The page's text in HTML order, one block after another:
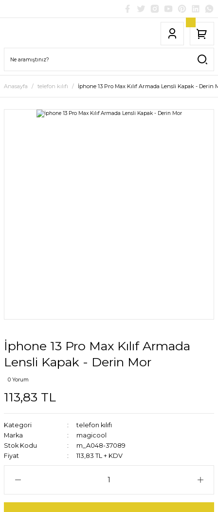
Anasayfa telefon kılıfı İphone 13 Pro Max Kılıf Armada Lensli Kapak - Derin
İphone 13 Pro Max Kılıf Armada
Lensli Kapak - Derin Mor
0 Yorum
113,83 TL
Kategori
telefon kılıfı
Marka
magicool
Stok Kodu
m_A048-37089
Fiyat
113,83 TL + KDV